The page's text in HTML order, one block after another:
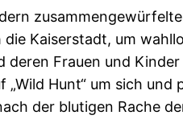
Kaiserstadt, um
Frauen und Kinder
Hunt“ um sich und
der blutigen Rache